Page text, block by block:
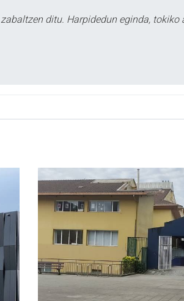
ditu. Harpidedun eginda,